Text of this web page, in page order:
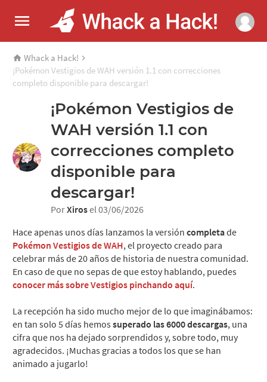
Whack a Hack!
¡Pokémon Vestigios de WAH versión 1.1 con correcciones
completo disponible para descargar!
¡Pokémon Vestigios de
WAH versión 1.1 con
correcciones completo
disponible para
descargar!
PorXirosel 03/06/2026
Hace apenas unos días lanzamos la versión completade
Pokémon Vestigios de WAH, el proyecto creado para
celebrar más de 20 años de historia de nuestra comunidad.
En caso de que no sepas de que estoy hablando, puedes
conocer más sobre Vestigios pinchando aquí.
La recepción ha sido mucho mejor de lo que imaginábamos:
en tan solo 5 días hemos superado las 6000 descargas, una
cifra que nos ha dejado sorprendidos y, sobre todo, muy
agradecidos. ¡Muchas gracias a todos los que se han
animado a jugarlo!